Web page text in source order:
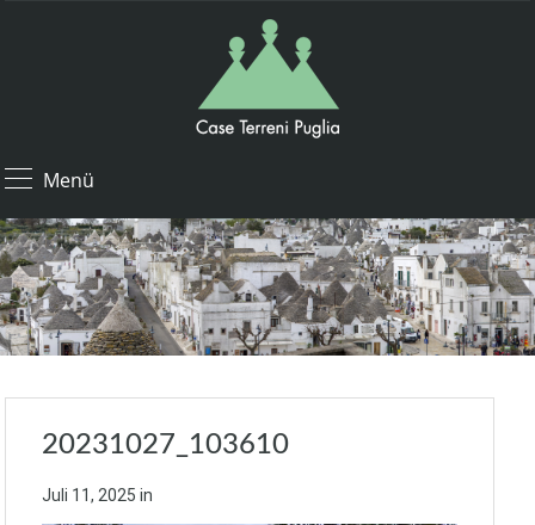
Menü
20231027_103610
Juli 11, 2025 in